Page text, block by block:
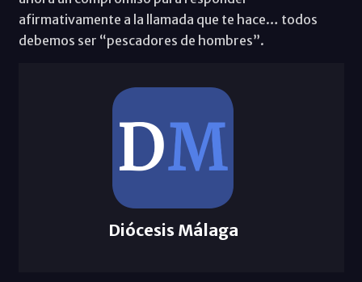
afirmativamente a la llamada que te hace… todos
debemos ser “pescadores de hombres”.
Diócesis Málaga